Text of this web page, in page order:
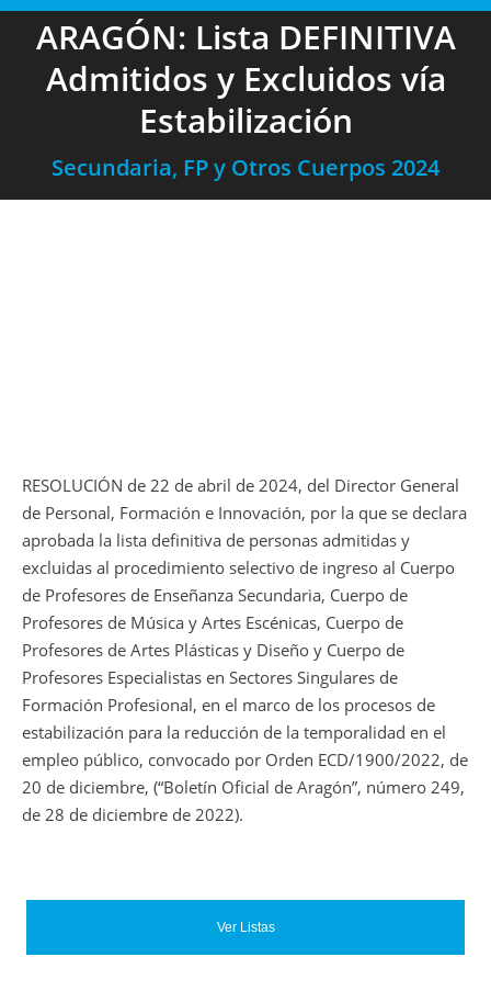
ARAGÓN: Lista DEFINITIVA
Admitidos y Excluidos vía
Estabilización
Secundaria, FP y Otros Cuerpos 2024
RESOLUCIÓN de 22 de abril de 2024, del Director General
de Personal, Formación e Innovación, por la que se declara
aprobada la lista definitiva de personas admitidas y
excluidas al procedimiento selectivo de ingreso al Cuerpo
de Profesores de Enseñanza Secundaria, Cuerpo de
Profesores de Música y Artes Escénicas, Cuerpo de
Profesores de Artes Plásticas y Diseño y Cuerpo de
Profesores Especialistas en Sectores Singulares de
Formación Profesional, en el marco de los procesos de
estabilización para la reducción de la temporalidad en el
empleo público, convocado por Orden ECD/1900/2022, de
20 de diciembre, (“Boletín Oficial de Aragón”, número 249,
de 28 de diciembre de 2022).
Ver Listas